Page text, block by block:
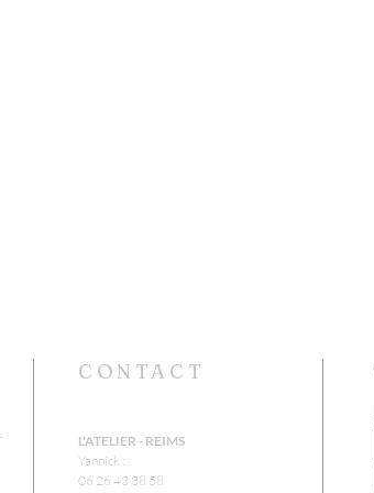
CONTACT
L'ATELIER - REIMS
Yannick :
06 26 43 38 58